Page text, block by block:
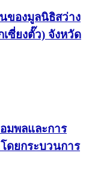
ของมูลนิธิสว่าง
ซี่ยงตั๊ว) จังหวัด
มพลและการ
ดยกระบวนการ